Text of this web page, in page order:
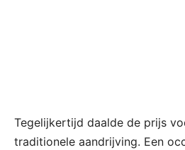
Tegelijkertijd daalde de prijs
traditionele aandrijving. Een